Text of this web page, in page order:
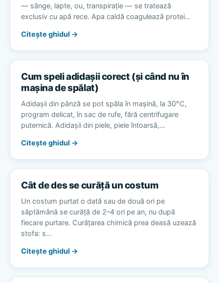
— sânge, lapte, ou, transpirație — se tratează
exclusiv cu apă rece. Apa caldă coagulează protei…
Citește ghidul →
Cum speli adidașii corect (și când nu în
mașina de spălat)
Adidașii din pânză se pot spăla în mașină, la 30°C,
program delicat, în sac de rufe, fără centrifugare
puternică. Adidașii din piele, piele întoarsă,…
Citește ghidul →
Cât de des se curăță un costum
Un costum purtat o dată sau de două ori pe
săptămână se curăță de 2–4 ori pe an, nu după
fiecare purtare. Curățarea chimică prea deasă uzează
stofa: s…
Citește ghidul →